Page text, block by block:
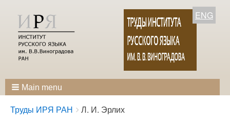
ENG
Main menu
Breadcrumbs
You
Труды ИРЯ РАН Л. И. Эрлих